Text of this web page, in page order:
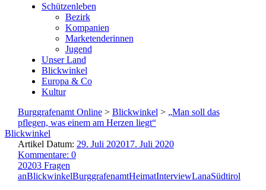
Schützenleben
Bezirk
Kompanien
Marketenderinnen
Jugend
Unser Land
Blickwinkel
Europa & Co
Kultur
Burggrafenamt Online> Blickwinkel > „Man soll das
pflegen, was einem am Herzen liegt“
Blickwinkel
Artikel Datum: 29. Juli 202017. Juli 2020
Kommentare: 0
20203 Fragen
anBlickwinkelBurggrafenamtHeimatInterviewLanaSüdtirol